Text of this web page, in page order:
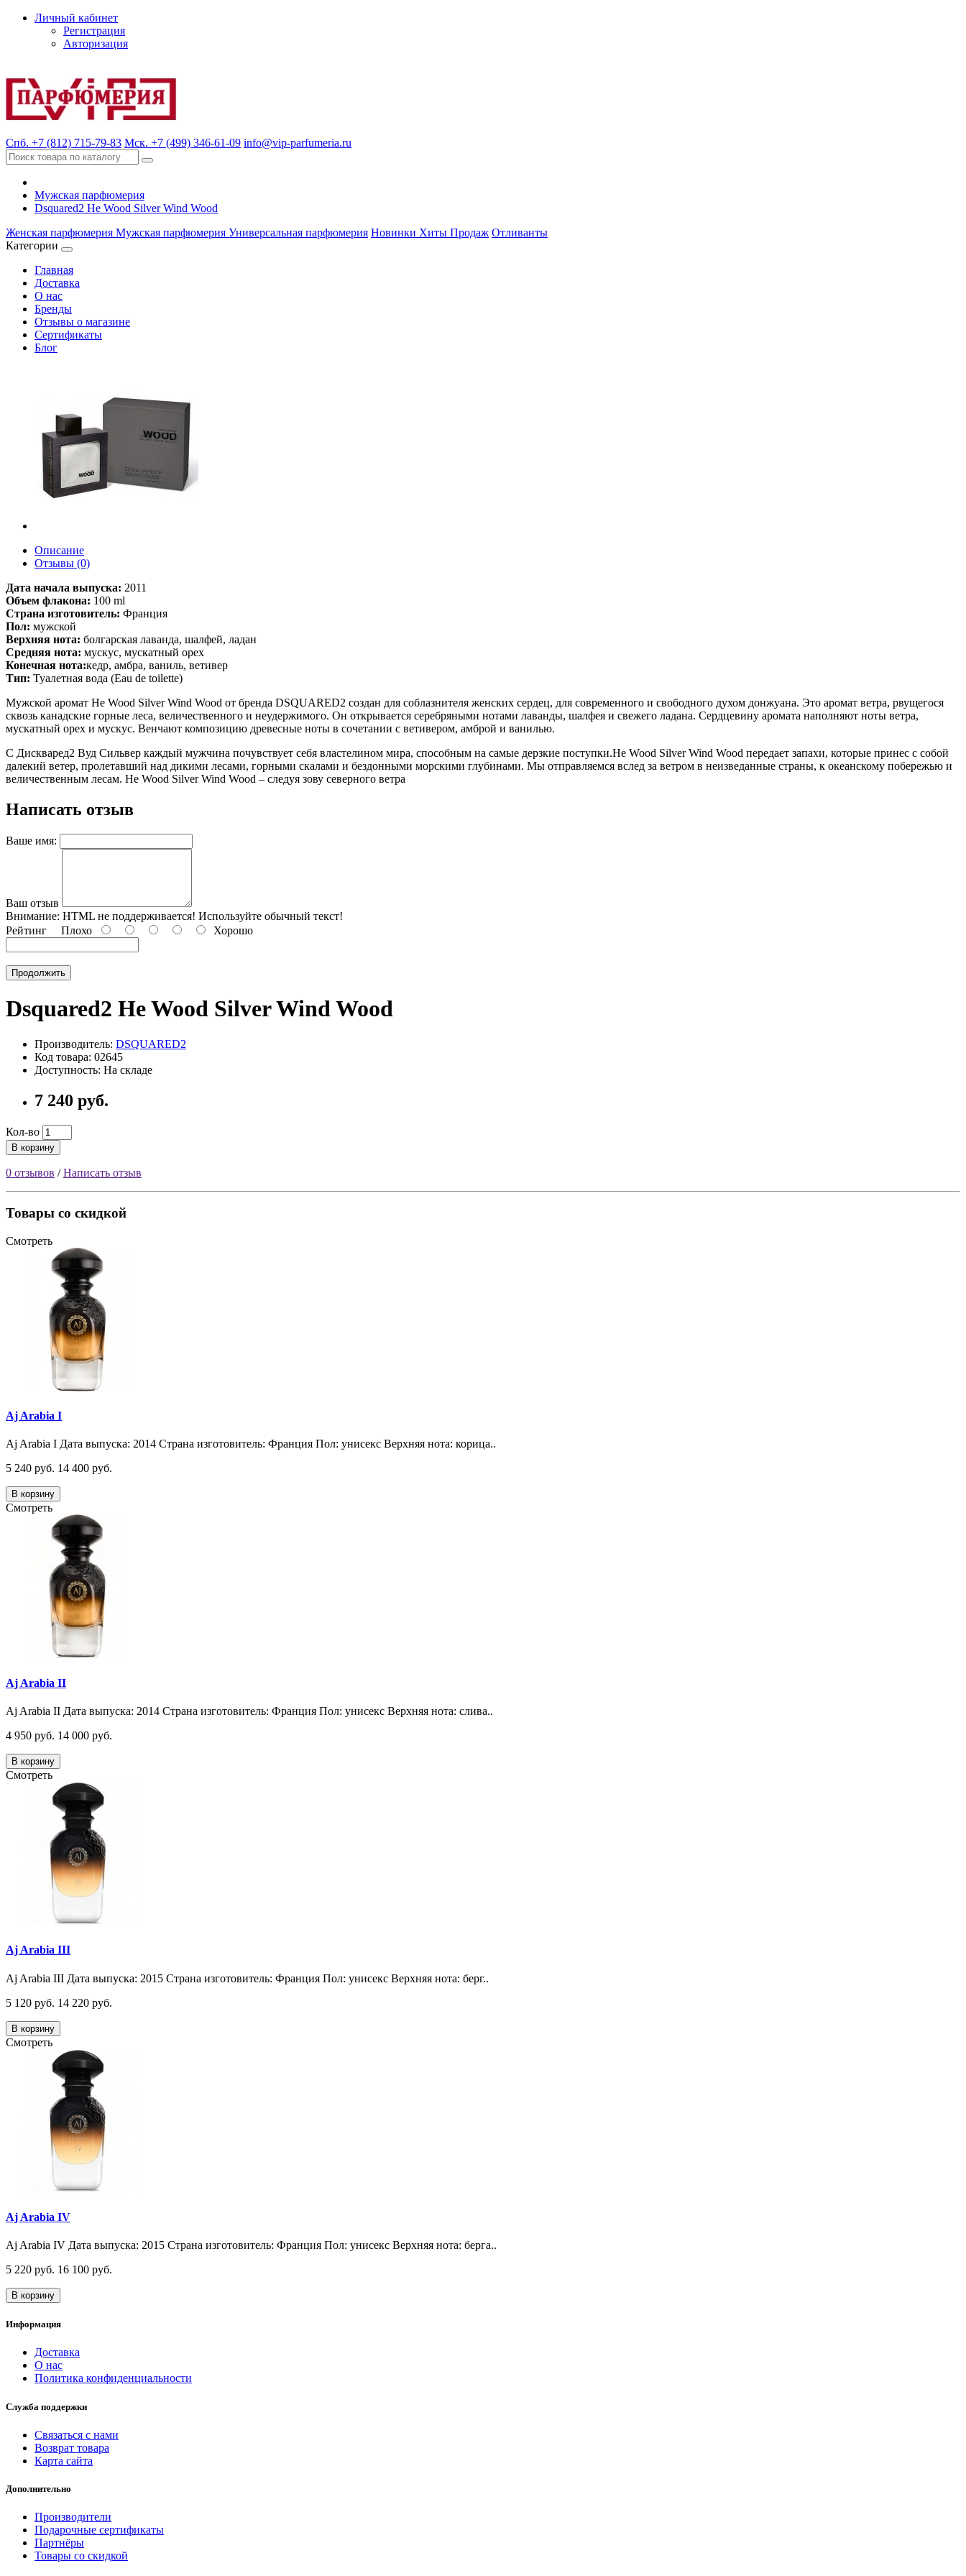
Личный кабинет
Регистрация
Авторизация
Спб. +7 (812) 715-79-83 Мск. +7 (499) 346-61-09 info@vip-parfumeria.ru
Мужская парфюмерия
Dsquared2 He Wood Silver Wind Wood
Женская парфюмерия Мужская парфюмерия Универсальная парфюмерия Новинки Хиты Продаж Отливанты
Категории
Главная
Доставка
О нас
Бренды
Отзывы о магазине
Сертификаты
Блог
Описание
Отзывы (0)
Дата начала выпуска: 2011
Объем флакона: 100 ml
Страна изготовитель: Франция
Пол: мужской
Верхняя нота: болгарская лаванда, шалфей, ладан
Средняя нота: мускус, мускатный орех
Конечная нота:кедр, амбра, ваниль, ветивер
Тип: Туалетная вода (Eau de toilette)
Мужской аромат He Wood Silver Wind Wood от бренда DSQUARED2 создан для соблазнителя женских сердец, для современного и свободного духом донжуана. Это аромат ветра, рвущегося
сквозь канадские горные леса, величественного и неудержимого. Он открывается серебряными нотами лаванды, шалфея и свежего ладана. Сердцевину аромата наполняют ноты ветра,
мускатный орех и мускус. Венчают композицию древесные ноты в сочетании с ветивером, амброй и ванилью.
С Дискваред2 Вуд Сильвер каждый мужчина почувствует себя властелином мира, способным на самые дерзкие поступки.He Wood Silver Wind Wood передает запахи, которые принес с собой
далекий ветер, пролетавший над дикими лесами, горными скалами и бездонными морскими глубинами. Мы отправляемся вслед за ветром в неизведанные страны, к океанскому побережью и
величественным лесам. He Wood Silver Wind Wood – следуя зову северного ветра
Написать отзыв
Ваше имя:
Ваш отзыв
Внимание: HTML не поддерживается! Используйте обычный текст!
Рейтинг Плохо Хорошо
Продолжить
Dsquared2 He Wood Silver Wind Wood
Производитель: DSQUARED2
Код товара: 02645
Доступность: На складе
7 240 руб.
Кол-во
В корзину
0 отзывов /Написать отзыв
Товары со скидкой
Смотреть
Aj Arabia I
Aj Arabia I Дата выпуска: 2014 Страна изготовитель: Франция Пол: унисекс Верхняя нота: корица..
5 240 руб. 14 400 руб.
В корзину
Смотреть
Aj Arabia II
Aj Arabia II Дата выпуска: 2014 Страна изготовитель: Франция Пол: унисекс Верхняя нота: слива..
4 950 руб. 14 000 руб.
В корзину
Смотреть
Aj Arabia III
Aj Arabia III Дата выпуска: 2015 Страна изготовитель: Франция Пол: унисекс Верхняя нота: берг..
5 120 руб. 14 220 руб.
В корзину
Смотреть
Aj Arabia IV
Aj Arabia IV Дата выпуска: 2015 Страна изготовитель: Франция Пол: унисекс Верхняя нота: берга..
5 220 руб. 16 100 руб.
В корзину
Информация
Доставка
О нас
Политика конфиденциальности
Служба поддержки
Связаться с нами
Возврат товара
Карта сайта
Дополнительно
Производители
Подарочные сертификаты
Партнёры
Товары со скидкой